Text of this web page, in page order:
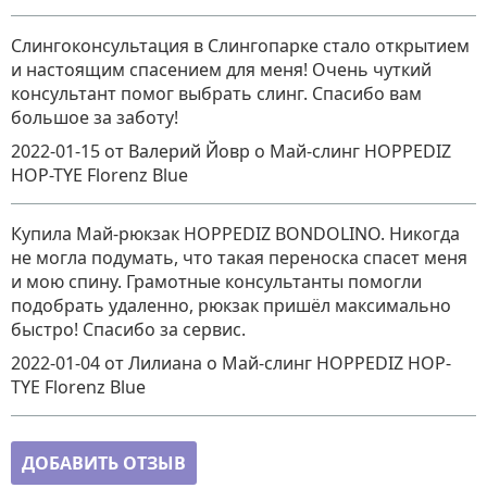
Слингоконсультация в Слингопарке стало открытием
и настоящим спасением для меня! Очень чуткий
консультант помог выбрать слинг. Спасибо вам
большое за заботу!
2022-01-15 от Валерий Йовр о Май-слинг HOPPEDIZ
HOP-TYE Florenz Blue
Купила Май-рюкзак HOPPEDIZ BONDOLINO. Никогда
не могла подумать, что такая переноска спасет меня
и мою спину. Грамотные консультанты помогли
подобрать удаленно, рюкзак пришёл максимально
быстро! Спасибо за сервис.
2022-01-04 от Лилиана о Май-слинг HOPPEDIZ HOP-
TYE Florenz Blue
ДОБАВИТЬ ОТЗЫВ